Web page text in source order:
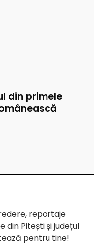
din primele
reportaje
din Pitești și județul
pentru tine!